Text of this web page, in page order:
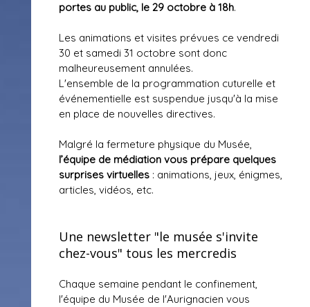
portes au public, le 29 octobre à 18h.
Les animations et visites prévues ce vendredi
30 et samedi 31 octobre sont donc
malheureusement annulées.
L'ensemble de la programmation cuturelle et
événementielle est suspendue jusqu'à la mise
en place de nouvelles directives.
Malgré la fermeture physique du Musée,
l’équipe de médiation vous prépare quelques
surprises virtuelles: animations, jeux, énigmes,
articles, vidéos, etc.
Une newsletter "le musée s'invite
chez-vous" tous les mercredis
Chaque semaine pendant le confinement,
l'équipe du Musée de l'Aurignacien vous